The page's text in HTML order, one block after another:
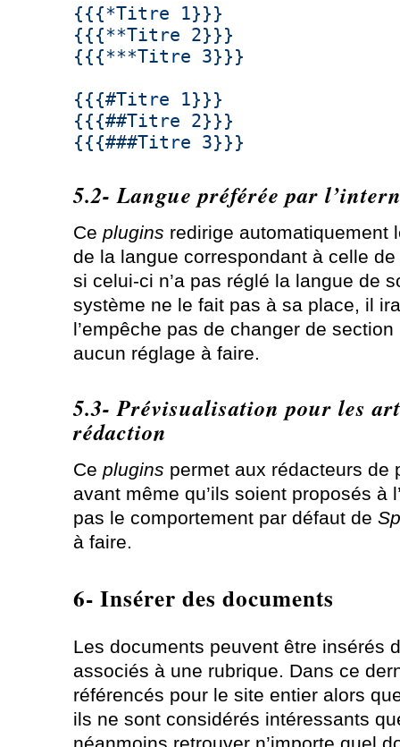
{{{*Titre 1}}}
{{{**Titre 2}}}
{{{***Titre 3}}}
{{{#Titre 1}}}
{{{##Titre 2}}}
{{{###Titre 3}}}
5.2- Langue préférée par
Ce plugins redirige automatiquement
de la langue correspondant à celle
si celui-ci n’a pas réglé la langue de
système ne le fait pas à sa place, il
l’empêche pas de changer de section
aucun réglage à faire.
5.3- Prévisualisation pour les
rédaction
Ce plugins permet aux rédacteurs de
avant même qu’ils soient proposés à
pas le comportement par défaut de
à faire.
6- Insérer des documents
Les documents peuvent être insérés
associés à une rubrique. Dans ce
référencés pour le site entier alors
ils ne sont considérés intéressants